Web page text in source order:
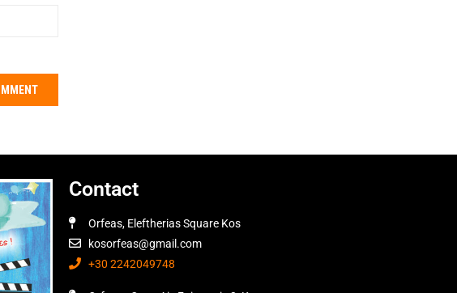
Contact
Orfeas, Eleftherias Square Kos
kosorfeas@gmail.com
+30 2242049748